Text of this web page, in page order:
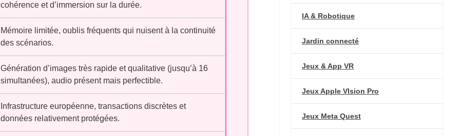
cohérence et d’immersion sur la durée.
Mémoire limitée, oublis fréquents qui nuisent à la continuité
des scénarios.
Génération d’images très rapide et qualitative (jusqu’à 16
simultanées), audio présent mais perfectible.
Infrastructure européenne, transactions discrètes et
données relativement protégées.
IA & Robotique
Jardin connecté
Jeux & App VR
Jeux Apple VIsion Pro
Jeux Meta Quest